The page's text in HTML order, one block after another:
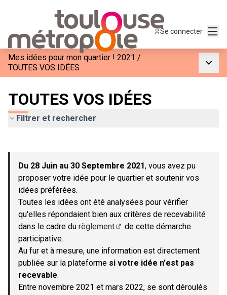
Se connecter
Mes idées pour mon quartier ! 2021 /
TOUTES VOS IDÉES
TOUTES VOS IDÉES
Filtrer et rechercher
−
Du 28 Juin au 30 Septembre 2021, vous avez pu
proposer votre idée pour le quartier et soutenir vos
idées préférées.
Toutes les idées ont été analysées pour vérifier
qu'elles répondaient bien aux critères de recevabilité
dans le cadre du règlement
de cette démarche
participative.
Au fur et à mesure, une information est directement
publiée sur la plateforme si votre idée n'est pas
recevable.
Entre novembre 2021 et mars 2022, se sont déroulés